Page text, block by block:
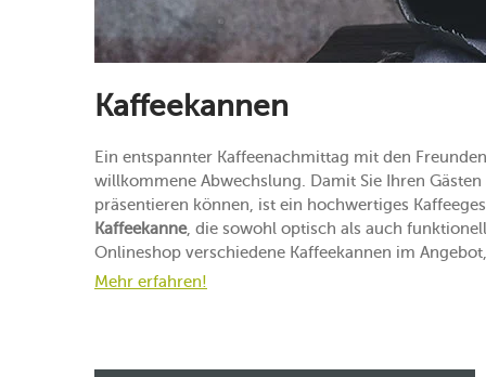
Kaffeekannen
Ein entspannter Kaffeenachmittag mit den
willkommene Abwechslung. Damit Sie Ihren
präsentieren können, ist ein hochwertiges
Kaffeekanne, die sowohl optisch als auch
Onlineshop verschiedene Kaffeekannen im
Mehr erfahren!